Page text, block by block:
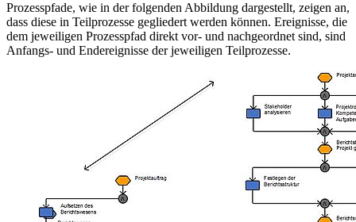
Prozesspfade, wie in der folgenden Abbildung dargestellt, zeigen an,
dass diese in Teilprozesse gegliedert werden können. Ereignisse, die
dem jeweiligen Prozesspfad direkt vor- und nachgeordnet sind, sind
Anfangs- und Endereignisse der jeweiligen Teilprozesse.